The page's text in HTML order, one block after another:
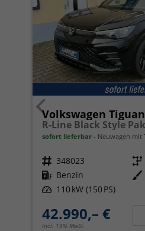
Volkswagen Tiguan
sofort lieferbar Neuwagen mit
Fahrzeugnr. 348023 Getriebe
Kraftstoff Benzin Außenfarbe
Leistung 110 kW (150 PS)
42.990,– €
incl. 19% MwSt.